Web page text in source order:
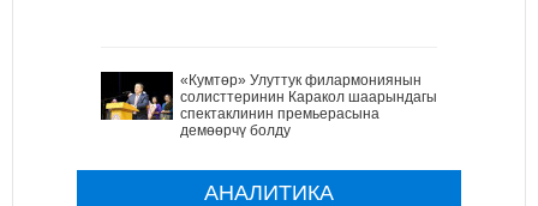
«Кумтөр» Улуттук филармониянын
солисттеринин Каракол шаарындагы
спектаклинин премьерасына
демөөрчү болду
АНАЛИТИКА